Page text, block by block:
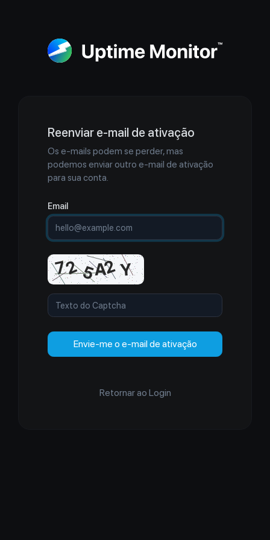
Reenviar e-mail de ativação
Os e-mails podem se perder, mas
podemos enviar outro e-mail de ativação
para sua conta.
Email
Envie-me o e-mail de ativação
Retornar ao Login